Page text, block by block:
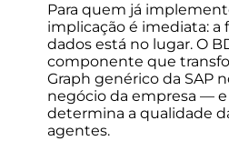
Para quem já
implicação é imediata: a
dados está no lugar. O
componente que
Graph genérico da SAP
negócio da empresa —
determina a qualidade
agentes.